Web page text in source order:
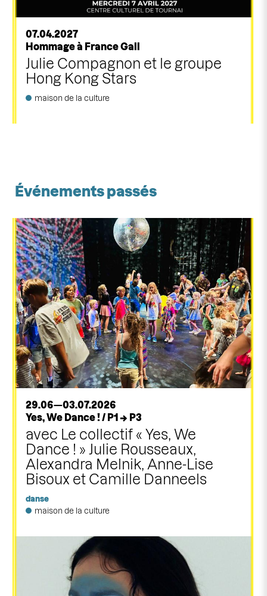
07.04.2027
Hommage à France Gall
Julie Compagnon et le groupe
Hong Kong Stars
maison de la culture
Événements passés
29.06—03.07.2026
Yes, We Dance ! / P1 → P3
avec Le collectif « Yes, We
Dance ! » Julie Rousseaux,
Alexandra Melnik, Anne-Lise
Bisoux et Camille Danneels
danse
maison de la culture